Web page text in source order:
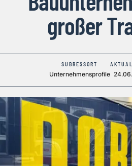
großer
SUBRESSORT
Unternehmensprofile